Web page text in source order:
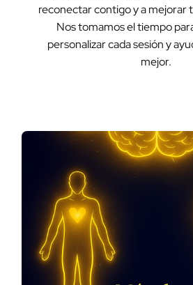
reconectar contigo y a mejorar
Nos tomamos el tiempo
personalizar cada sesión y
mejor.